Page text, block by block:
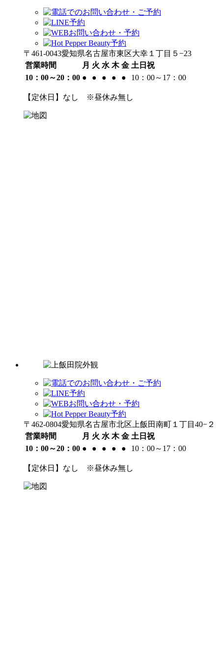
〒461-0043愛知県名古屋市東区大幸１丁目５−23
営業時間
月 火 水 木 金 土日祝
10：00～20：00 ● ● ● ● ● 10：00～17：00
【定休日】なし ※昼休み無し
〒462-0804愛知県名古屋市北区上飯田南町１丁目40−２
営業時間
月 火 水 木 金 土日祝
10：00～20：00 ● ● ● ● ● 10：00～17：00
【定休日】なし ※昼休み無し